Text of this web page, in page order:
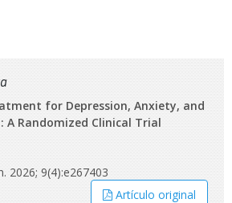
for Depression, Anxiety, and
A Randomized Clinical Trial
2026; 9(4):e267403
Artículo original